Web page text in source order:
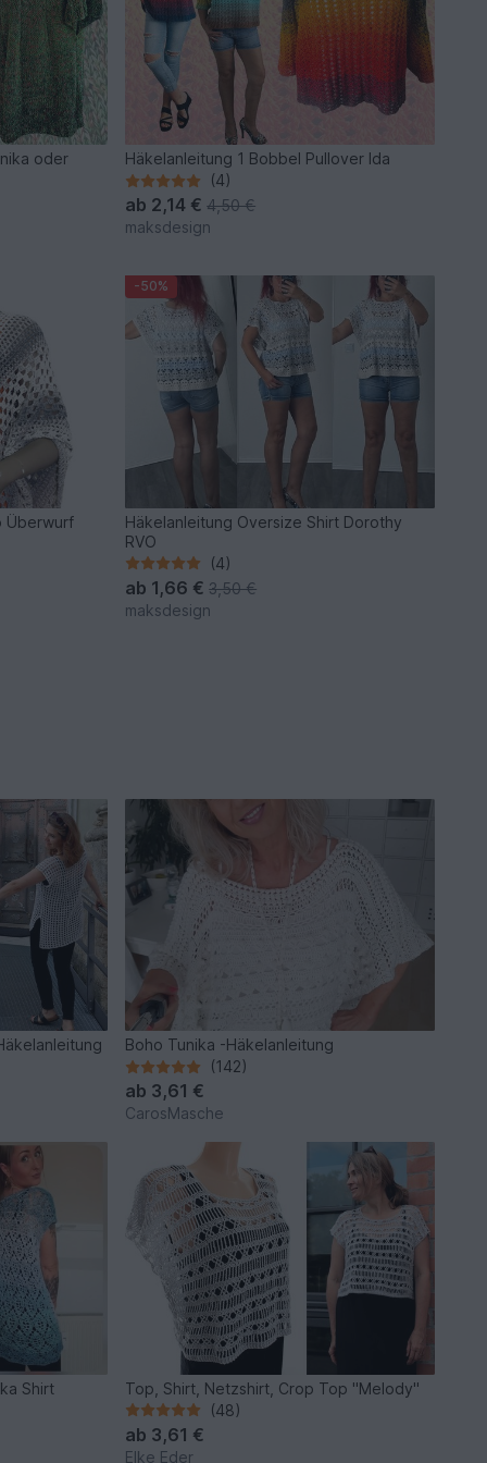
oder
Häkelanleitung 1 Bobbel Pullover Ida
(4)
ab 2,14 €4,50 €
maksdesign
Überwurf
-50%
Häkelanleitung Oversize Shirt Dorothy
RVO
(4)
ab 1,66 €3,50 €
maksdesign
Boho Tunika -Häkelanleitung
(142)
ab 3,61 €
CarosMasche
Shirt
Top, Shirt, Netzshirt, Crop Top "Melody"
(48)
ab 3,61 €
Elke Eder